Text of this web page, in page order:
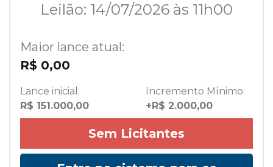
Leilão: 14/07/2026 às 11h00
Maior lance atual:
R$ 0,00
Lance inicial:
R$ 151.000,00
Incremento Mínimo:
+R$ 2.000,00
Sem Licitantes